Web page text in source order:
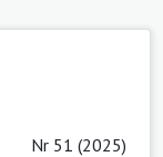
Nr 51 (2025)